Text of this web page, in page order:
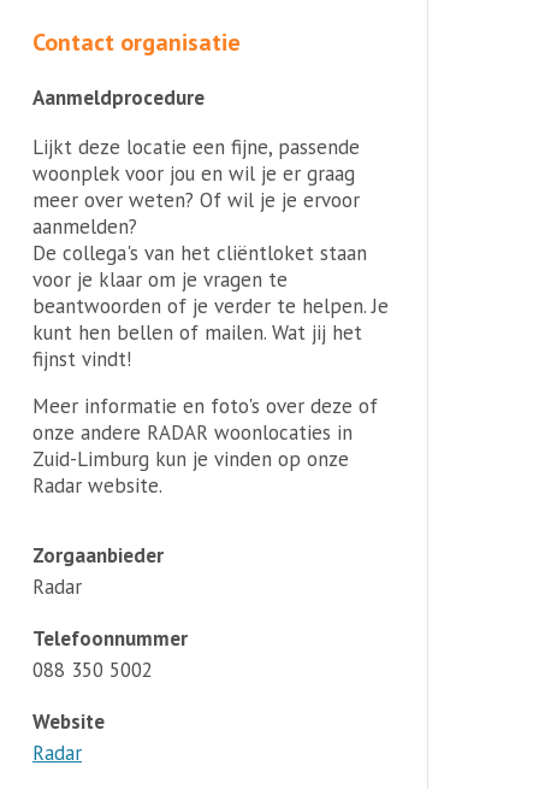
Contact organisatie
Aanmeldprocedure
Lijkt deze locatie een fijne, passende
woonplek voor jou en wil je er graag
meer over weten? Of wil je je ervoor
aanmelden?
De collega's van het cliëntloket staan
voor je klaar om je vragen te
beantwoorden of je verder te helpen. Je
kunt hen bellen of mailen. Wat jij het
fijnst vindt!
Meer informatie en foto's over deze of
onze andere RADAR woonlocaties in
Zuid-Limburg kun je vinden op onze
Radar website.
Zorgaanbieder
Radar
Telefoonnummer
088 350 5002
Website
Radar